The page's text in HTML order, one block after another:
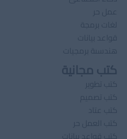
عمل حر
لغات برمجة
قواعد بيانات
هندسىة برمجيات
كتب مجانية
كتب تطوير
كتب تصميم
كتب عتاد
كتب العمل حر